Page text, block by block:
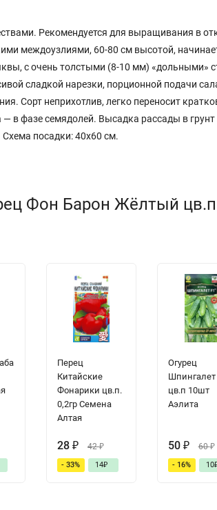
Рекомендуется для выращивания в
междоузлиями, 60-80 см высотой,
с очень толстыми (8-10 мм) «дольными»
сладкой нарезки, порционной подачи
Сорт неприхотлив, легко переносит
в фазе семядолей. Высадка рассады в
Схема посадки: 40x60 см.
Фон Барон Жёлтый цв.п
Перец
Китайские
Фонарики цв.п.
0,2гр Семена
Алтая
28 ₽ 42₽
- 33% 14₽
Огурец
Шпингалет
цв.п 10шт
Аэлита
50 ₽ 60₽
- 16% 10